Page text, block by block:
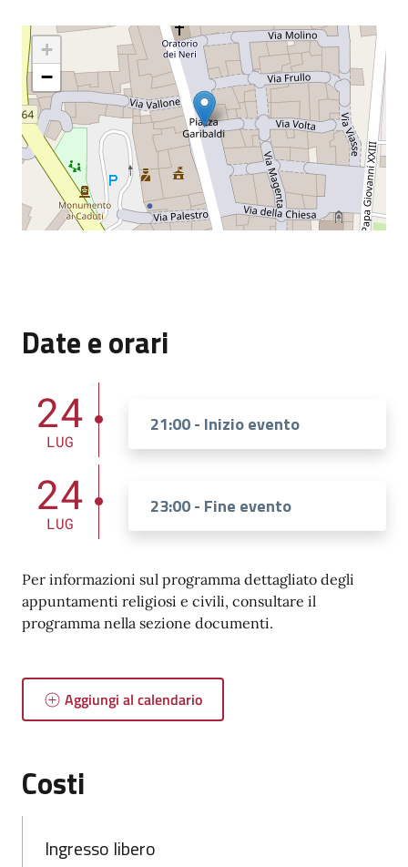
+
−
Date e orari
24
LUG
21:00 - Inizio evento
24
LUG
23:00 - Fine evento
Per informazioni sul programma dettagliato degli
appuntamenti religiosi e civili, consultare il
programma nella sezione documenti.
Aggiungi al calendario
Costi
Ingresso libero